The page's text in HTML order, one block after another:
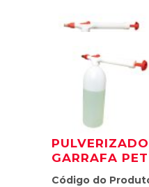
GARRAFA
Código do